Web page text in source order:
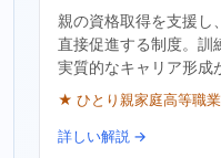
親の資格取得を支援し
直接促進する制度。訓
実質的なキャリア形成
★ ひとり親家庭高等職
詳しい解説 →